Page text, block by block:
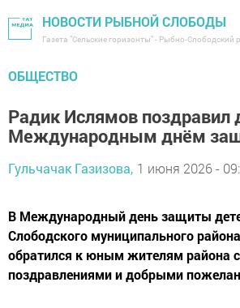
НОВОСТИ РЫБНОЙ СЛОБОДЫ
Газета "Сельские горизонты" - Рыбно-Слободский
ОБЩЕСТВО
Радик Ислямов поздравил
Международным днём
Гульчачак Газизова, 1 июня 2026 -
В Международный день защиты
Слободского муниципального
обратился к юным жителям района
поздравлениями и добрыми